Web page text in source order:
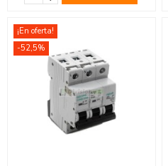
¡En oferta!
-52,5%